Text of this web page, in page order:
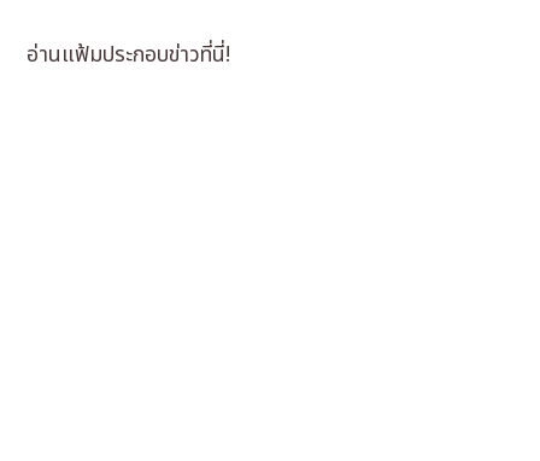
อ่านแฟ้มประกอบข่าวที่นี่!